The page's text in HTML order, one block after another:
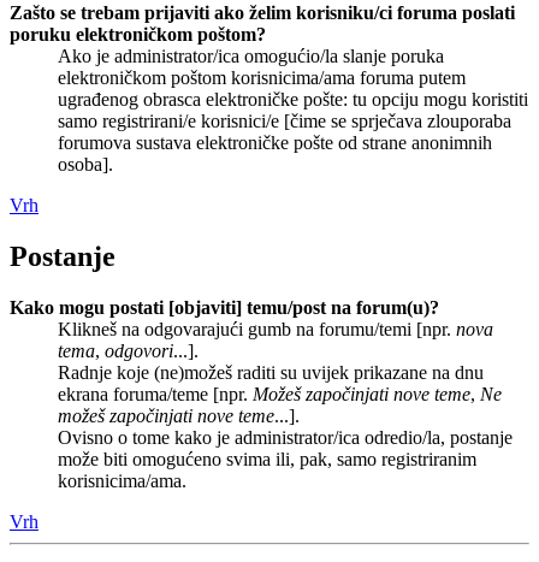
Zašto se trebam prijaviti ako želim korisniku/ci foruma poslati
poruku elektroničkom poštom?
Ako je administrator/ica omogućio/la slanje poruka
elektroničkom poštom korisnicima/ama foruma putem
ugrađenog obrasca elektroničke pošte: tu opciju mogu koristiti
samo registrirani/e korisnici/e [čime se sprječava zlouporaba
forumova sustava elektroničke pošte od strane anonimnih
osoba].
Vrh
Postanje
Kako mogu postati [objaviti] temu/post na forum(u)?
Klikneš na odgovarajući gumb na forumu/temi [npr. nova
tema, odgovori...].
Radnje koje (ne)možeš raditi su uvijek prikazane na dnu
ekrana foruma/teme [npr. Možeš započinjati nove teme, Ne
možeš započinjati nove teme...].
Ovisno o tome kako je administrator/ica odredio/la, postanje
može biti omogućeno svima ili, pak, samo registriranim
korisnicima/ama.
Vrh